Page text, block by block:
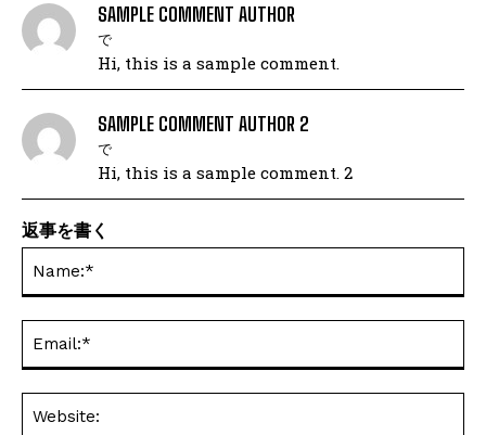
SAMPLE COMMENT AUTHOR
で
Hi, this is a sample comment.
SAMPLE COMMENT AUTHOR 2
で
Hi, this is a sample comment. 2
返事を書く